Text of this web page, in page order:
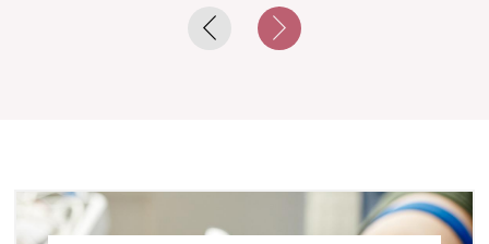
Previous slideNext slide